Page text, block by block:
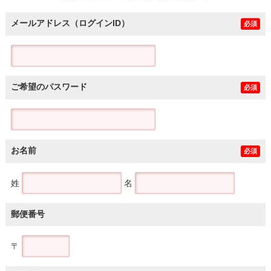
メールアドレス（ログインID） 必須
ご希望のパスワード 必須
お名前 必須
姓 名
郵便番号
〒